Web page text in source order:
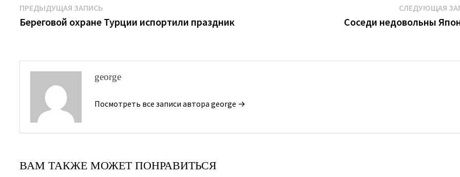
Навигация
по
ПРЕДЫДУЩАЯ ЗАПИСЬ
запись:
Береговой охране Турции испортили праздник
СЛЕДУЮЩАЯ
Соседи недовольны
george
Посмотреть все записи автора george →
ВАМ ТАКЖЕ МОЖЕТ ПОНРАВИТЬСЯ